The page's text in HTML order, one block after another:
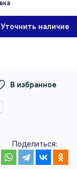
Уточнить наличие
В избранное
Поделиться: